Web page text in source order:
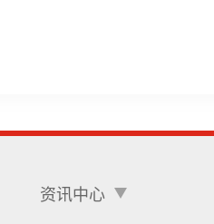
资讯中心